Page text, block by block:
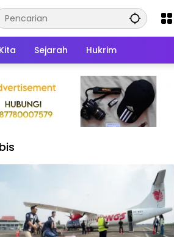
Sejarah Hukrim